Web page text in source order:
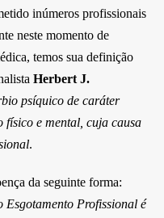
inúmeros profissionais
neste momento de
temos sua definição
Herbert J.
psíquico de caráter
físico e mental, cuja causa
.
da seguinte forma:
Esgotamento Profissional é